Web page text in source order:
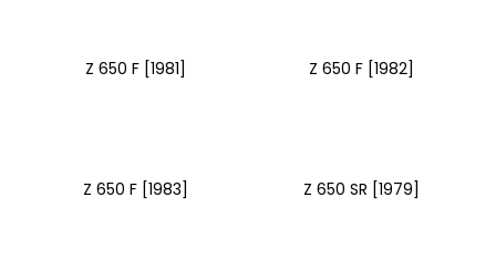
Z 650 F [1981] Z 650 F [1982]
Z 650 F [1983] Z 650 SR [1979]